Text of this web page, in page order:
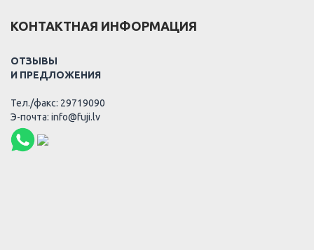
КОНТАКТНАЯ ИНФОРМАЦИЯ
ОТЗЫВЫ
И ПРЕДЛОЖЕНИЯ
Тел./факс: 29719090
Э-почта: info@fuji.lv